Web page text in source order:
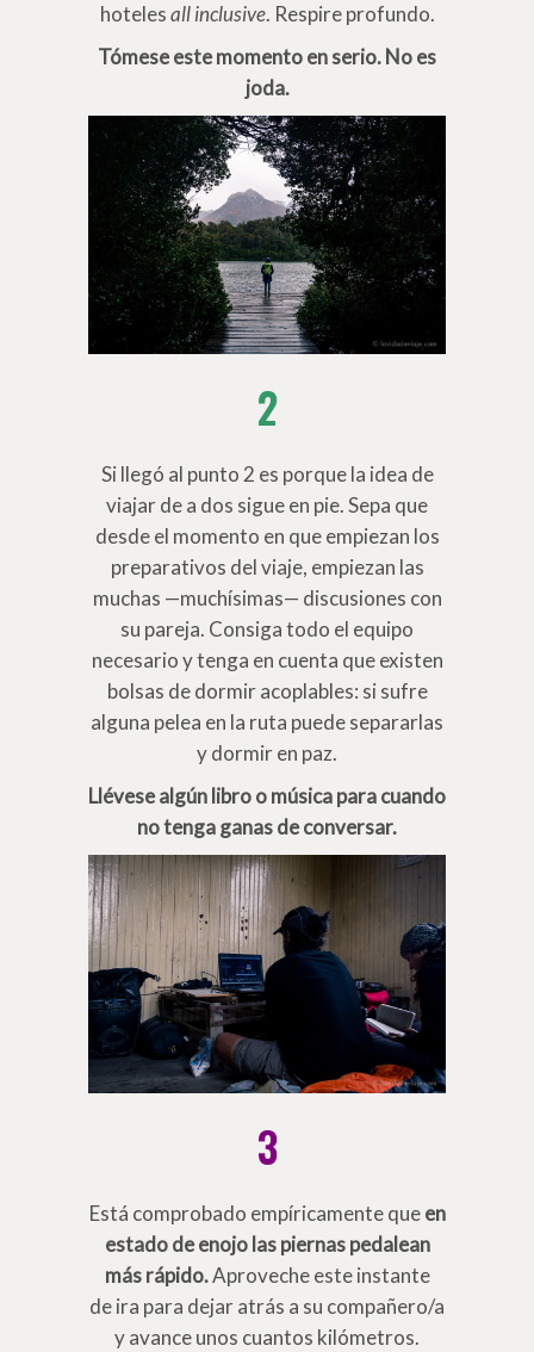
hotelesall inclusive. Respire profundo.
Tómese este momento en serio.No es
joda.
2
Si llegó al punto 2 es porque la idea de
viajar de a dos sigue en pie. Sepa que
desde el momento en que empiezan los
preparativos del viaje, empiezan las
muchas —muchísimas— discusiones con
su pareja. Consiga todo el equipo
necesario y tenga en cuenta que existen
bolsas de dormir acoplables: si sufre
alguna pelea en la ruta puede separarlas
y dormir en paz.
Llévese algún libro o música para cuando
no tenga ganas de conversar.
3
Está comprobado empíricamente queen
estado de enojo las piernas pedalean
más rápido.Aproveche este instante
de ira para dejar atrás a su compañero/a
y avance unos cuantos kilómetros.